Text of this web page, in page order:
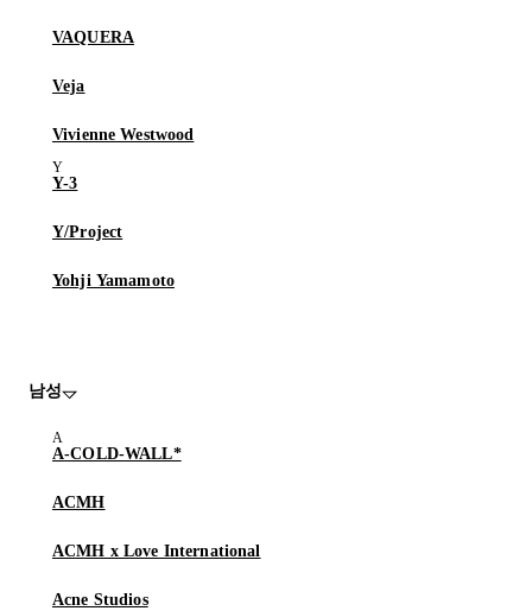
VAQUERA
Veja
Vivienne Westwood
Y-3
Y/Project
Yohji Yamamoto
남성
A-COLD-WALL*
ACMH
ACMH x Love International
Acne Studios